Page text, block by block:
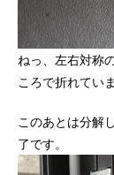
ねっ、左右対称
ころで折れていま
このあとは分解
了です。